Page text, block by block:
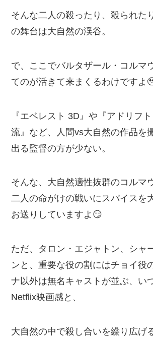
そんな二人の殺ったり、殺られた
の舞台は大自然の渓谷。
で、ここでバルタザール・コルマ
てのが活きて来まくるわけですよ
『エベレスト 3D』や『アドリフ
流』など、人間vs大自然の作品を
出る監督の方が少ない。
そんな、大自然適性抜群のコルマ
二人の命がけの戦いにスパイスを
お送りしていますよ😏
ただ、タロン・エジャトン、シャ
ンと、重要な役の割にはチョイ役
ナ以外は無名キャストが並ぶ、い
Netflix映画感と、
大自然の中で殺し合いを繰り広げ